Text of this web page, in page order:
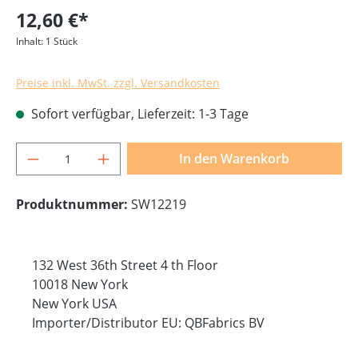
12,60 €*
Inhalt: 1 Stück
Preise inkl. MwSt. zzgl. Versandkosten
Sofort verfügbar, Lieferzeit: 1-3 Tage
Produkt Anzahl: Gib den gewünschten
In den Warenkorb
Produktnummer: SW12219
132 West 36th Street 4 th Floor
10018 New York
New York USA
Importer/Distributor EU: QBFabrics BV